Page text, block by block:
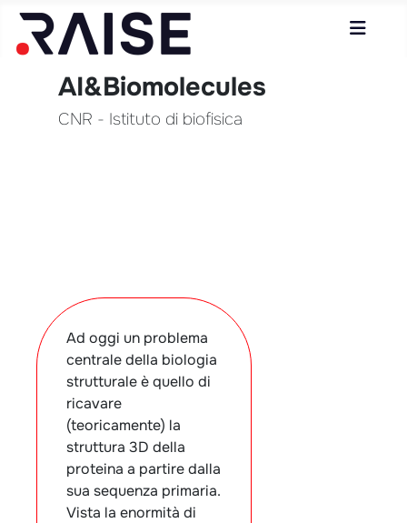
AI&Biomolecules
CNR - Istituto di biofisica
Ad oggi un problema
centrale della biologia
strutturale è quello di
ricavare
(teoricamente) la
struttura 3D della
proteina a partire dalla
sua sequenza primaria.
Vista la enormità di